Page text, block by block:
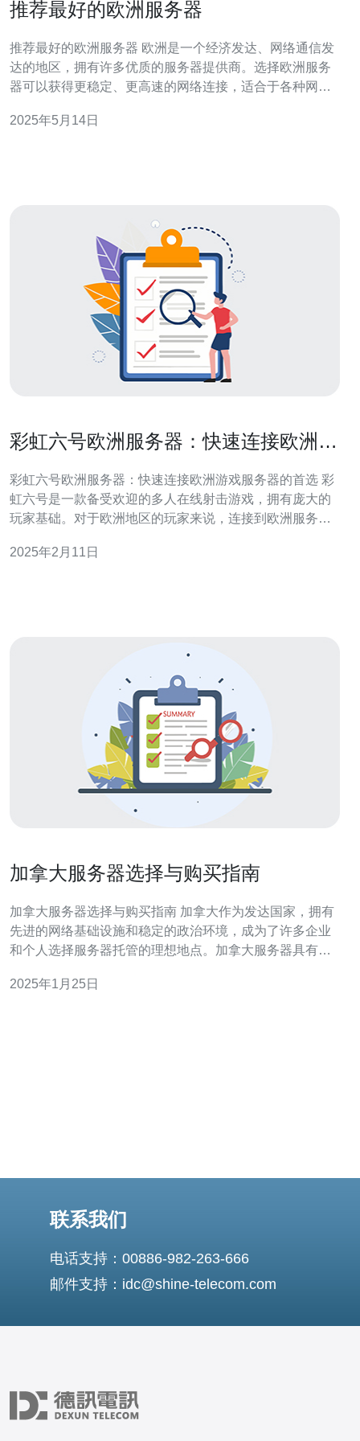
推荐最好的欧洲服务器
推荐最好的欧洲服务器 欧洲是一个经济发达、网络通信发
达的地区，拥有许多优质的服务器提供商。选择欧洲服务
器可以获得更稳定、更高速的网络连接，适合于各种网络
器提供商： 1. OVH OVH是欧洲最大的服务器提供商之
2025年5月14日
彩虹六号欧洲服务器：快速连接欧洲游
彩虹六号欧洲服务器：快速连接欧洲游戏服务器的首选 彩
虹六号是一款备受欢迎的多人在线射击游戏，拥有庞大的
玩家基础。对于欧洲地区的玩家来说，连接到欧洲服务器
许多优势，使其成为快速连接欧洲游戏服务器的首选。 彩
2025年2月11日
加拿大服务器选择与购买指南
加拿大服务器选择与购买指南 加拿大作为发达国家，拥有
先进的网络基础设施和稳定的政治环境，成为了许多企业
和个人选择服务器托管的理想地点。加拿大服务器具有以
壤，对北美和欧洲用户的访问速度均较快。 数据隐私保
2025年1月25日
联系我们
电话支持：00886-982-263-666
邮件支持：idc@shine-telecom.com